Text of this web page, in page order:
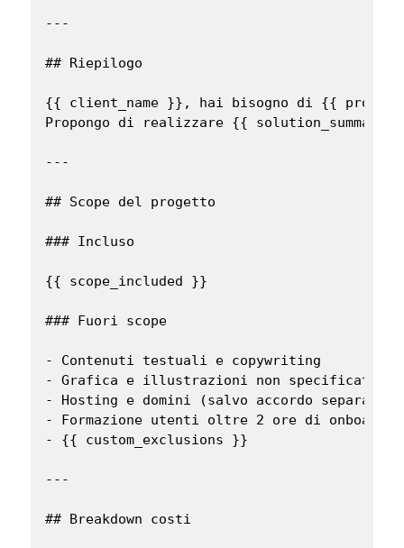
---
## Riepilogo
{{ client_name }}, hai bisogno di {{
Propongo di realizzare {{
---
## Scope del progetto
### Incluso
{{ scope_included }}
### Fuori scope
- Contenuti testuali e copywriting
- Grafica e illustrazioni non specificate
- Hosting e domini (salvo accordo separato)
- Formazione utenti oltre 2 ore di
- {{ custom_exclusions }}
---
## Breakdown costi